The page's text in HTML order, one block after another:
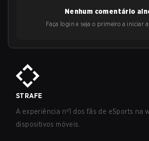
Nenhum comentário
Faça login e seja o primeiro a iniciar a
STRAFE
A experiência nº1 dos fãs de eSports na
dispositivos móveis.